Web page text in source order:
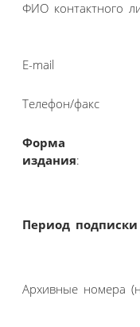
ФИО контактного
E-mail
Телефон/факс
Форма
издания:
Период подписки
Архивные номера